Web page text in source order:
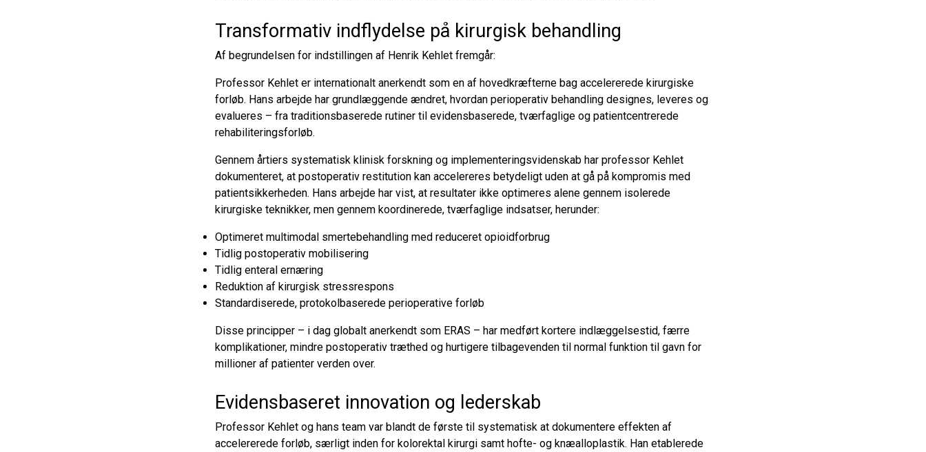
Transformativ indflydelse på kirurgisk behandling
Af begrundelsen for indstillingen af Henrik Kehlet fremgår:
Professor Kehlet er internationalt anerkendt som en af hovedkræfterne bag accelererede kirurgiske
forløb. Hans arbejde har grundlæggende ændret, hvordan perioperativ behandling designes, leveres og
evalueres – fra traditionsbaserede rutiner til evidensbaserede, tværfaglige og patientcentrerede
rehabiliteringsforløb.
Gennem årtiers systematisk klinisk forskning og implementeringsvidenskab har professor Kehlet
dokumenteret, at postoperativ restitution kan accelereres betydeligt uden at gå på kompromis med
patientsikkerheden. Hans arbejde har vist, at resultater ikke optimeres alene gennem isolerede
kirurgiske teknikker, men gennem koordinerede, tværfaglige indsatser, herunder:
Optimeret multimodal smertebehandling med reduceret opioidforbrug
Tidlig postoperativ mobilisering
Tidlig enteral ernæring
Reduktion af kirurgisk stressrespons
Standardiserede, protokolbaserede perioperative forløb
Disse principper – i dag globalt anerkendt som ERAS – har medført kortere indlæggelsestid, færre
komplikationer, mindre postoperativ træthed og hurtigere tilbagevenden til normal funktion til gavn for
millioner af patienter verden over.
Evidensbaseret innovation og lederskab
Professor Kehlet og hans team var blandt de første til systematisk at dokumentere effekten af
accelererede forløb, særligt inden for kolorektal kirurgi samt hofte- og knæalloplastik. Han etablerede